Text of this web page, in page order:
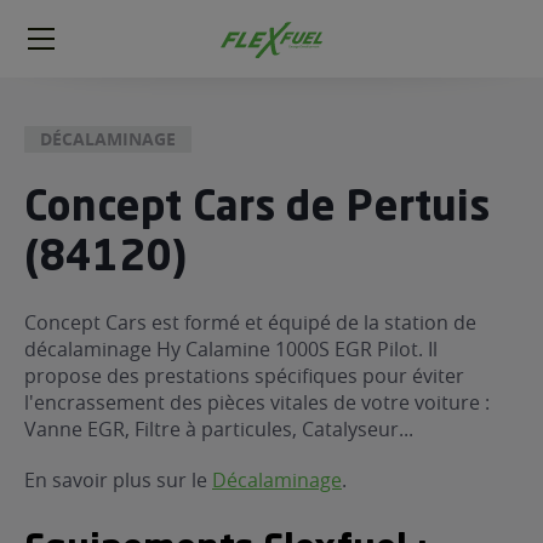
FlexFuel
Méga
E85
du carburant avec
garagiste
DÉCALAMINAGE
Concept Cars de Pertuis
(84120)
Concept Cars est formé et équipé de la station de
décalaminage Hy Calamine 1000S EGR Pilot. Il
propose des prestations spécifiques pour éviter
l'encrassement des pièces vitales de votre voiture :
Vanne EGR, Filtre à particules, Catalyseur...
En savoir plus sur le Décalaminage.